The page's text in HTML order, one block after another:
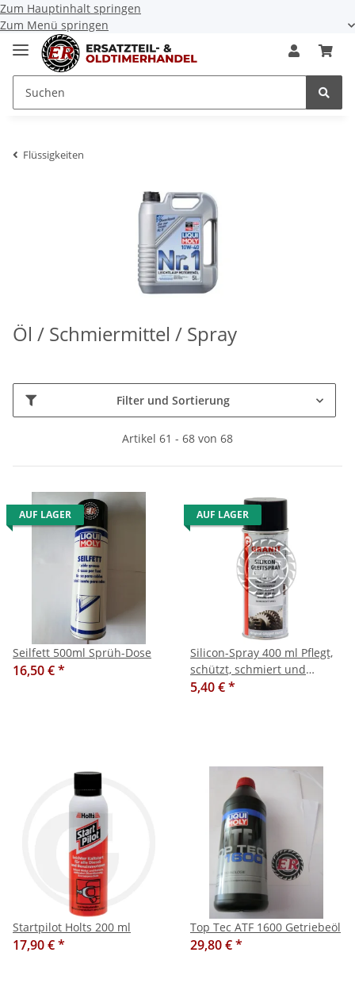
Zum Hauptinhalt springen
Zum Menü springen
Flüssigkeiten
Öl / Schmiermittel / Spray
Filter und Sortierung
Artikel 61 - 68 von 68
AUF LAGER
Seilfett 500ml Sprüh-Dose
16,50 €*
AUF LAGER
Silicon-Spray 400 ml Pflegt,
schützt, schmiert und
isoliert ohne zu fetten.
5,40 €*
Startpilot Holts 200 ml
17,90 €*
Top Tec ATF 1600 Getriebeöl
29,80 €*